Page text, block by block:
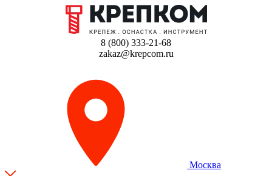
8 (800) 333-21-68
zakaz@krepcom.ru
Москва